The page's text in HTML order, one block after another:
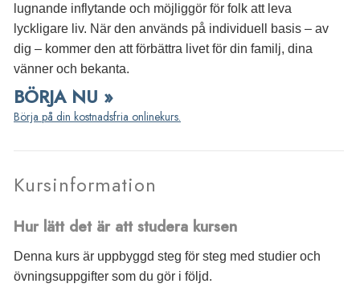
lugnande inflytande och möjliggör för folk att leva
lyckligare liv. När den används på individuell basis – av
dig – kommer den att förbättra livet för din familj, dina
vänner och bekanta.
BÖRJA NU »
Börja på din kostnadsfria onlinekurs.
Kursinformation
Hur lätt det är att studera kursen
Denna kurs är uppbyggd steg för steg med studier och
övningsuppgifter som du gör i följd.